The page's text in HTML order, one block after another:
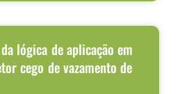
lógica de aplicação em
cego de vazamento de